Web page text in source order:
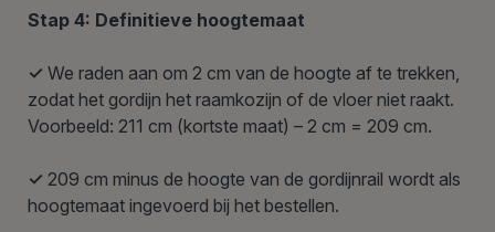
Stap 4: Definitieve hoogtemaat
✓ We raden aan om 2 cm van de hoogte af te trekken,
zodat het gordijn het raamkozijn of de vloer niet raakt.
Voorbeeld: 211 cm (kortste maat) – 2 cm = 209 cm.
✓ 209 cm minus de hoogte van de gordijnrail wordt als
hoogtemaat ingevoerd bij het bestellen.